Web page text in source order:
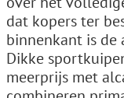
dat kopers ter
binnenkant is de
Dikke
meerprijs met